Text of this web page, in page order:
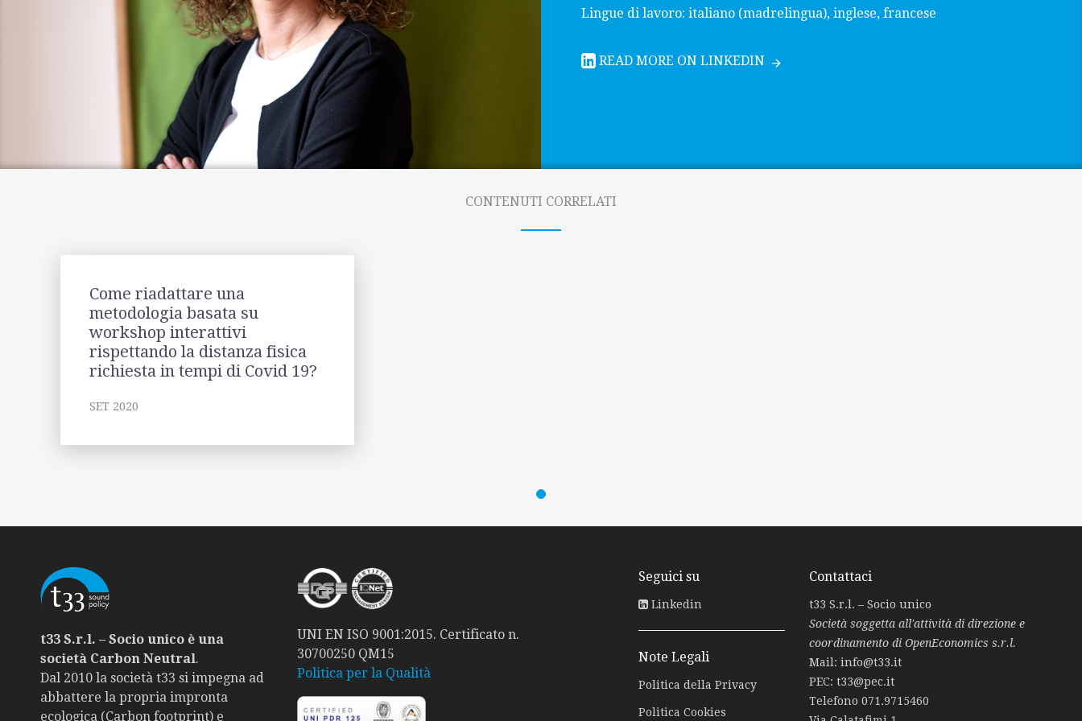
Lingue di lavoro: italiano (madrelingua), inglese, francese
READ MORE ON LINKEDIN
CONTENUTI CORRELATI
Come riadattare una
metodologia basata su
workshop interattivi
rispettando la distanza fisica
richiesta in tempi di Covid 19?
SET 2020
t33 S.r.l. – Socio unico è una
società Carbon Neutral.
Dal 2010 la società t33 si impegna ad
abbattere la propria impronta
ecologica (Carbon footprint) e
UNI EN ISO 9001:2015. Certificato n.
30700250 QM15
Politica per la Qualità
Seguici su
Linkedin
Note Legali
Politica della Privacy
Politica Cookies
Contattaci
t33 S.r.l. – Socio unico
Società soggetta all'attività di direzione e
coordinamento di OpenEconomics s.r.l.
Mail:info@t33.it
PEC:t33@pec.it
Telefono071.9715460